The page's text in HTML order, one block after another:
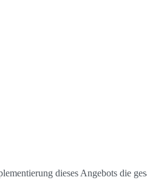
dieses Angebots die